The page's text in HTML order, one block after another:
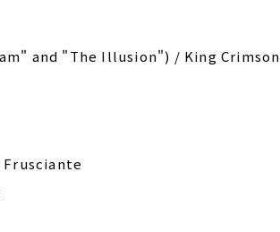
and "The Illusion") / King Crimson
Frusciante